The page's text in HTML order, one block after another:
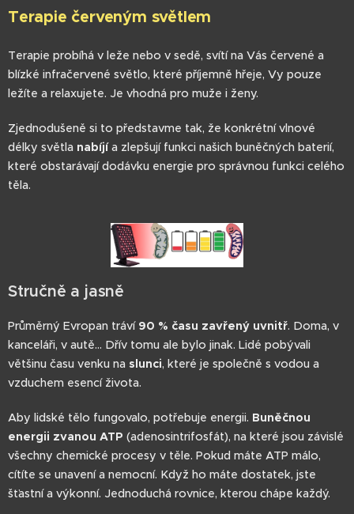
Terapie červeným světlem
Terapie probíhá v leže nebo v sedě, svítí na Vás červené a
blízké infračervené světlo, které příjemně hřeje, Vy pouze
ležíte a relaxujete. Je vhodná pro muže i ženy.
Zjednodušeně si to představme tak, že konkrétní vlnové
délky světla nabíjía zlepšují funkci našich buněčných baterií,
které obstarávají dodávku energie pro správnou funkci celého
těla.
Stručně a jasně
Průměrný Evropan tráví 90 % času zavřený uvnitř. Doma, v
kanceláři, v autě... Dřív tomu ale bylo jinak. Lidé pobývali
většinu času venku na slunci, které je společně s vodou a
vzduchem esencí života.
Aby lidské tělo fungovalo, potřebuje energii. Buněčnou
energii zvanou ATP (adenosintrifosfát), na které jsou závislé
všechny chemické procesy v těle. Pokud máte ATP málo,
cítíte se unavení a nemocní. Když ho máte dostatek, jste
šťastní a výkonní. Jednoduchá rovnice, kterou chápe každý.